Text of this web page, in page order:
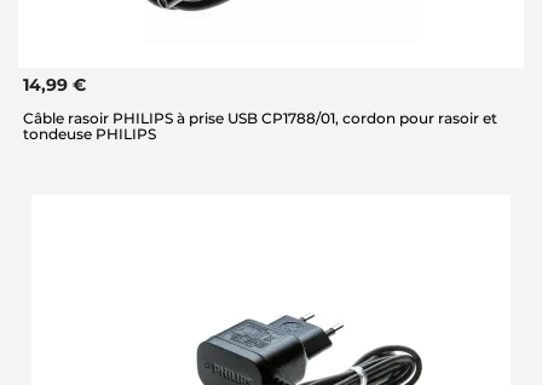
14,99 €
Câble rasoir PHILIPS à prise USB CP1788/01, cordon pour rasoir et
tondeuse PHILIPS